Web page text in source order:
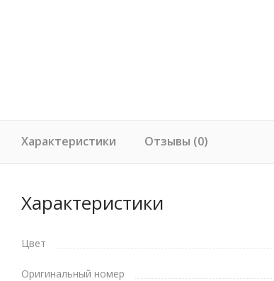
Характеристики Отзывы (0)
Характеристики
Цвет
Оригинальный номер